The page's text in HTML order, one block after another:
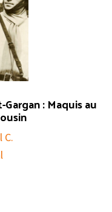
: Maquis au
C.